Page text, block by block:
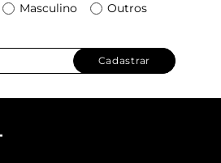
Masculino Outros
Cadastrar